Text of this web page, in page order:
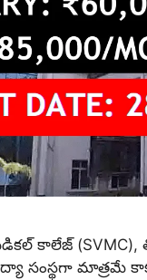
కాలేజ్ (SVMC),
సంస్థగా మాత్రమే